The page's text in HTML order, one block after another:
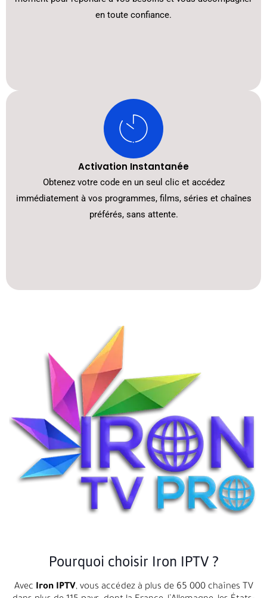
en toute confiance.
Activation Instantanée
Obtenez votre code en un seul clic et accédez
immédiatement à vos programmes, films, séries et chaînes
préférés, sans attente.
Pourquoi choisir Iron IPTV ?
Avec Iron IPTV, vous accédez à plus de 65 000 chaînes TV